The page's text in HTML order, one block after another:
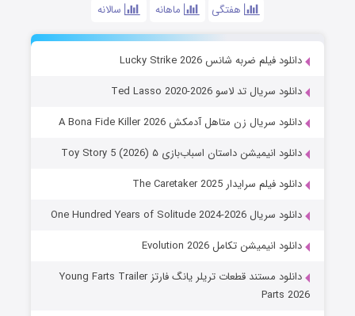
هفتگی ماهانه سالانه
دانلود فیلم ضربه شانس Lucky Strike 2026
دانلود سریال تد لاسو Ted Lasso 2020-2026
دانلود سریال زن متاهل آدمکش A Bona Fide Killer 2026
دانلود انیمیشن داستان اسباب‌بازی ۵ Toy Story 5 (2026)
دانلود فیلم سرایدار The Caretaker 2025
دانلود سریال One Hundred Years of Solitude 2024-2026
دانلود انیمیشن تکامل Evolution 2026
دانلود مستند قطعات تریلر یانگ فارتز Young Farts Trailer
Parts 2026